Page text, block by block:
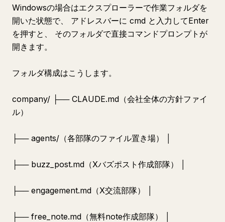
Windowsの場合はエクスプローラーで作業フォルダを
開いた状態で、 アドレスバーに cmd と入力してEnter
を押すと、 そのフォルダで直接コマンドプロンプトが
開きます。
フォルダ構成はこうします。
company/ ├── CLAUDE.md（会社全体の方針ファイ
ル）
├── agents/（各部隊のファイル置き場） │
├── buzz_post.md（Xバズポスト作成部隊） │
├── engagement.md（X交流部隊） │
├── free_note.md（無料note作成部隊） │